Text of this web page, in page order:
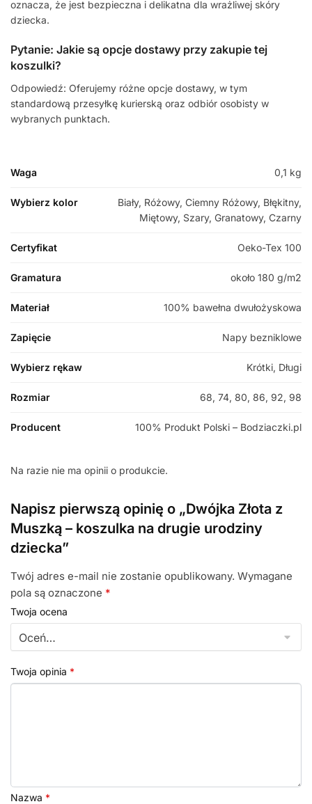
oznacza, że jest bezpieczna i delikatna dla wrażliwej skóry
dziecka.
Pytanie: Jakie są opcje dostawy przy zakupie tej
koszulki?
Odpowiedź: Oferujemy różne opcje dostawy, w tym
standardową przesyłkę kurierską oraz odbiór osobisty w
wybranych punktach.
Waga 0,1 kg
Wybierz kolor
Biały, Różowy, Ciemny Różowy, Błękitny,
Miętowy, Szary, Granatowy, Czarny
Certyfikat Oeko-Tex 100
Gramatura około 180 g/m2
Materiał 100% bawełna dwułożyskowa
Zapięcie Napy bezniklowe
Wybierz rękaw Krótki, Długi
Rozmiar 68, 74, 80, 86, 92, 98
Producent 100% Produkt Polski – Bodziaczki.pl
Na razie nie ma opinii o produkcie.
Napisz pierwszą opinię o „Dwójka Złota z
Muszką – koszulka na drugie urodziny
dziecka”
Twój adres e-mail nie zostanie opublikowany. Wymagane
pola są oznaczone *
Twoja ocena
Twoja opinia *
Nazwa *